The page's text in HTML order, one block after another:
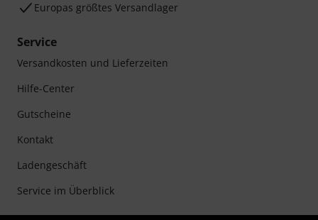
Europas größtes Versandlager
Service
Versandkosten und Lieferzeiten
Hilfe-Center
Gutscheine
Kontakt
Ladengeschäft
Service im Überblick